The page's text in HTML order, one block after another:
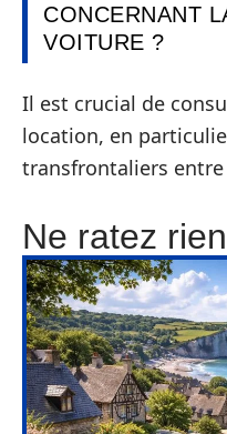
CONCERNANT
VOITURE ?
Il est crucial de
location, en
transfrontaliers entre
Ne ratez